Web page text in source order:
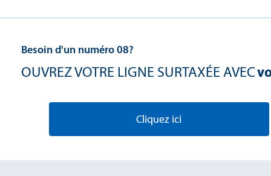
Besoin d'un numéro 08?
OUVREZ VOTRE LIGNE SURTAXÉE AVEC
Cliquez ici